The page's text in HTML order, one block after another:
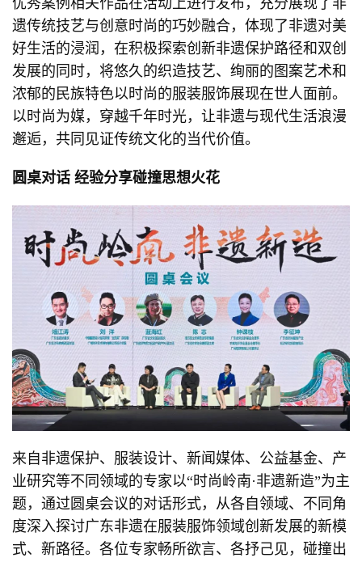
遗传统技艺与创意时尚的巧妙融合，体现了非遗对美
好生活的浸润，在积极探索创新非遗保护路径和双创
发展的同时，将悠久的织造技艺、绚丽的图案艺术和
浓郁的民族特色以时尚的服装服饰展现在世人面前。
以时尚为媒，穿越千年时光，让非遗与现代生活浪漫
邂逅，共同见证传统文化的当代价值。
圆桌对话 经验分享碰撞思想火花
来自非遗保护、服装设计、新闻媒体、公益基金、产
业研究等不同领域的专家以“时尚岭南·非遗新造”为主
题，通过圆桌会议的对话形式，从各自领域、不同角
度深入探讨广东非遗在服装服饰领域创新发展的新模
式、新路径。各位专家畅所欲言、各抒己见，碰撞出